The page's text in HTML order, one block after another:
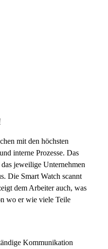
mit den höchsten
interne Prozesse. Das
jeweilige Unternehmen
Die Smart Watch scannt
dem Arbeiter auch, was
wo er wie viele Teile
Kommunikation